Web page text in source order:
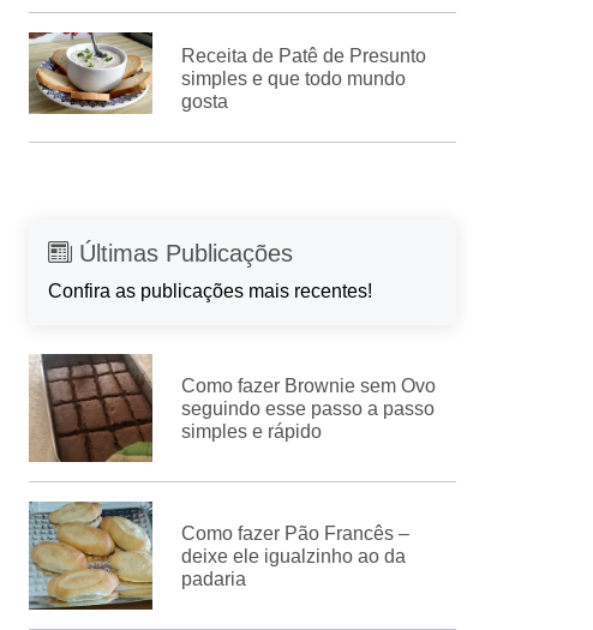
Receita de Patê de Presunto
simples e que todo mundo
gosta
Últimas Publicações
Confira as publicações mais recentes!
Como fazer Brownie sem Ovo
seguindo esse passo a passo
simples e rápido
Como fazer Pão Francês –
deixe ele igualzinho ao da
padaria